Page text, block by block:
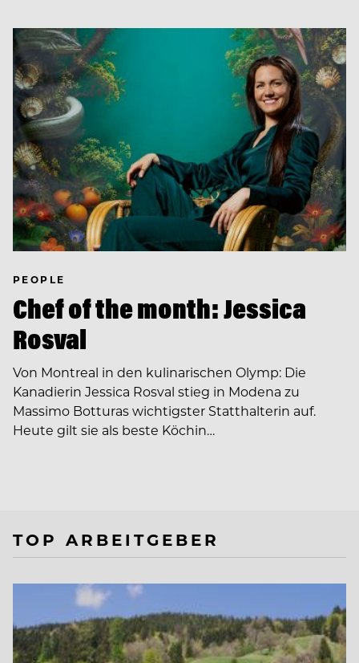
PEOPLE
Chef of the month: Jessica
Rosval
Von Montreal in den kulinarischen Olymp: Die
Kanadierin Jessica Rosval stieg in Modena zu
Massimo Botturas wichtigster Statthalterin auf.
Heute gilt sie als beste Köchin…
TOP ARBEITGEBER